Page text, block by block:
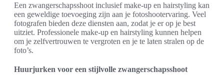
Een zwangerschapsshoot inclusief make-up en hairstyling kan
een geweldige toevoeging zijn aan je fotoshootervaring. Veel
fotografen bieden deze diensten aan, zodat je er op je best
uitziet. Professionele make-up en hairstyling kunnen helpen
om je zelfvertrouwen te vergroten en je te laten stralen op de
foto’s.
Huurjurken voor een stijlvolle zwangerschapsshoot